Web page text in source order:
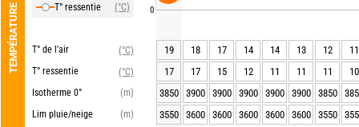
TEMPÉRATURE
T° ressentie
(°C)
T° de l'air
(°C)
T° ressentie
(°C)
Isotherme 0°
(m)
Lim pluie/neige
(m)
0
19 18 17 14 14 13 12
11
17
17 15 12 11 11 11
10
3850
3900 3900 3900 3900 3900 3850
3550
3600 3600 3600 3600 3600 3550